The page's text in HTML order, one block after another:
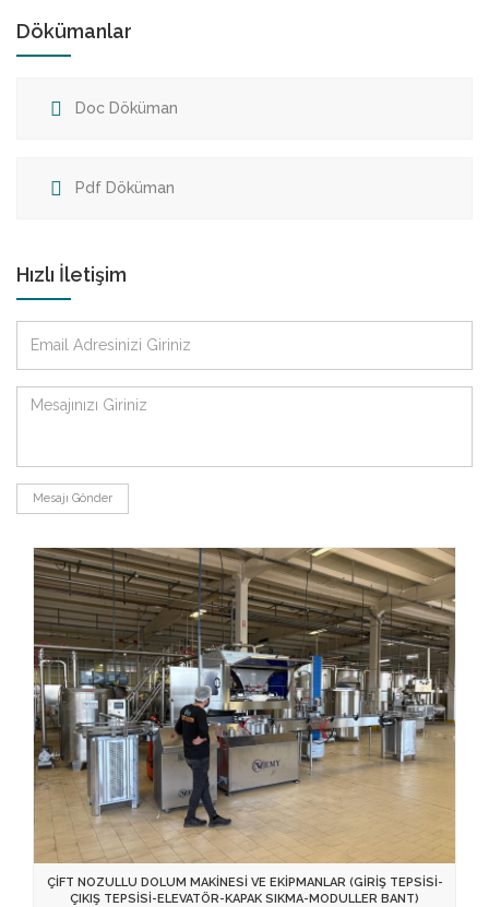
Dökümanlar
Doc Döküman
Pdf Döküman
Hızlı İletişim
Mesajı Gönder
ÇİFT NOZULLU DOLUM MAKİNESİ VE EKİPMANLAR (GİRİŞ TEPSİSİ-
ÇIKIŞ TEPSİSİ-ELEVATÖR-KAPAK SIKMA-MODULLER BANT)